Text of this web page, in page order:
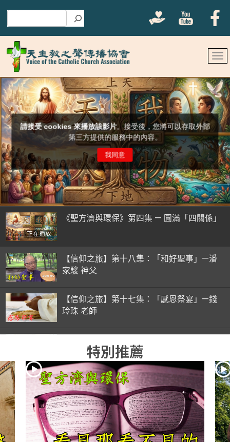
正在播放
《聖方濟與環保》第四集 — 圓滿「四關係」
【信仰之旅】第十八集：「和好聖事」—潘
家駿 神父
【信仰之旅】第十七集：「感恩祭宴」—錢
玲珠 老師
錢玲珠 老師
【信仰之旅】第十五集：「入門聖事」—錢
玲珠 老師
【信仰之旅】第十四集：「天主十誡(下)」
—金毓瑋 神父
特別推薦